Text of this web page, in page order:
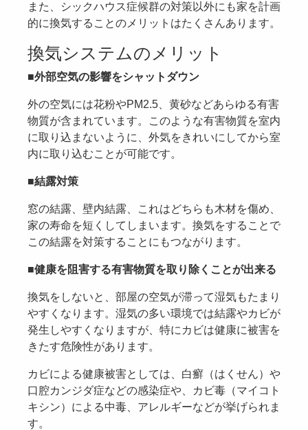
また、シックハウス症候群の対策以外にも家を計画
的に換気することのメリットはたくさんあります。
換気システムのメリット
■外部空気の影響をシャットダウン
外の空気には花粉やPM2.5、黄砂などあらゆる有害
物質が含まれています。このような有害物質を室内
に取り込まないように、外気をきれいにしてから室
内に取り込むことが可能です。
■結露対策
窓の結露、壁内結露、これはどちらも木材を傷め、
家の寿命を短くしてしまいます。換気をすることで
この結露を対策することにもつながります。
■健康を阻害する有害物質を取り除くことが出来る
換気をしないと、部屋の空気が滞って湿気もたまり
やすくなります。湿気の多い環境では結露やカビが
発生しやすくなりますが、特にカビは健康に被害を
きたす危険性があります。
カビによる健康被害としては、白癬（はくせん）や
口腔カンジダ症などの感染症や、カビ毒（マイコト
キシン）による中毒、アレルギーなどが挙げられま
す。